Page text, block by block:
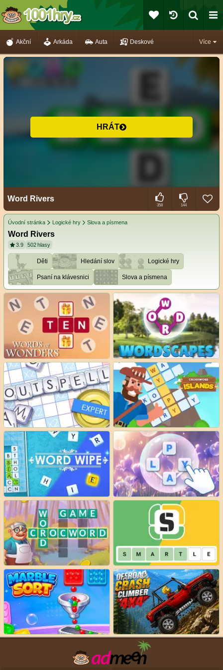
Více
Akční Arkáda Auta Deskové
HRÁT
Word Rivers
358 144
Úvodní stránka Logické hry Slova a písmena
Word Rivers
3.9 502 hlasy
Děti Hledání slov Logické hry
Psaní na klávesnici Slova a písmena